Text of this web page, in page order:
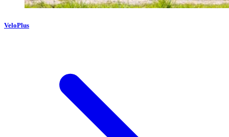
VeloPlus